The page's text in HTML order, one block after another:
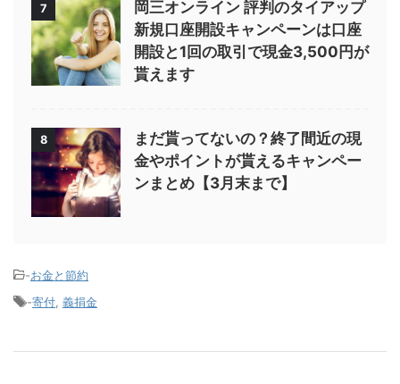
7
岡三オンライン 評判のタイアップ
新規口座開設キャンペーンは口座
開設と1回の取引で現金3,500円が
貰えます
8
まだ貰ってないの？終了間近の現
金やポイントが貰えるキャンペー
ンまとめ【3月末まで】
-お金と節約
-寄付 義捐金